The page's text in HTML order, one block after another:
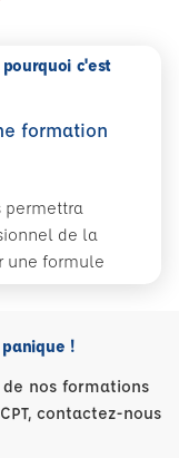
c'est
formation
permettra
de la
une formule
!
nos formations
contactez-nous